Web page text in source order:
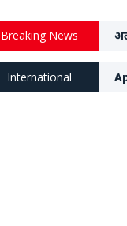
Breaking News
International